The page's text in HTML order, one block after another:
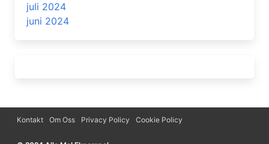
juli 2024
juni 2024
Kontakt Om Oss Privacy Policy Cookie Policy